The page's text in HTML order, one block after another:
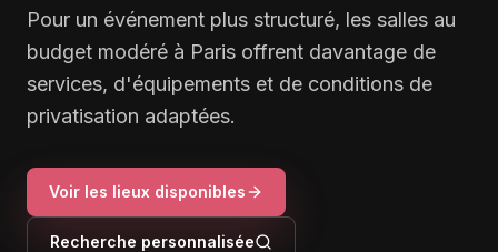
Pour un événement plus structuré, les salles au
budget modéré à Paris offrent davantage de
services, d'équipements et de conditions de
privatisation adaptées.
Voir les lieux disponibles
Recherche personnalisée